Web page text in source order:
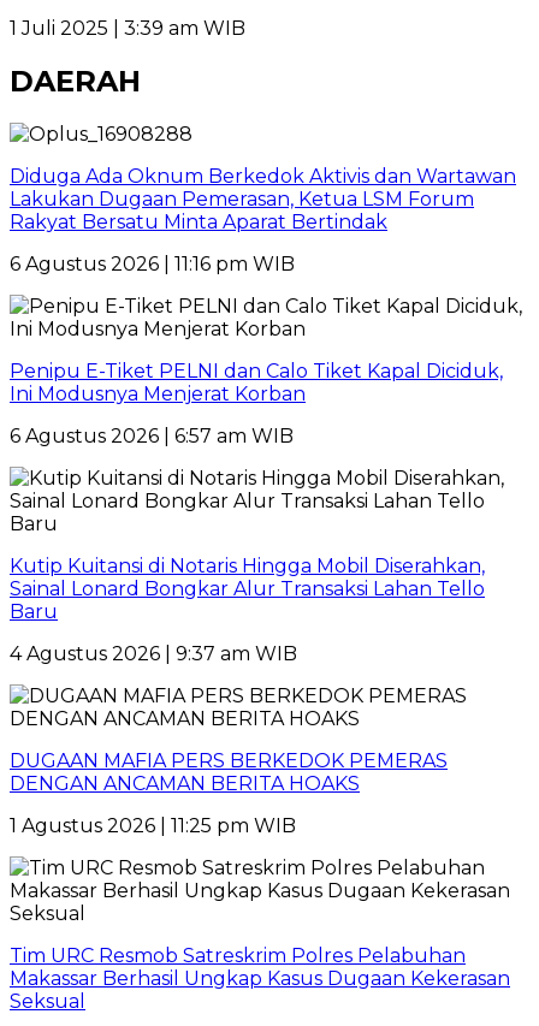
1 Juli 2025 | 3:39 am WIB
DAERAH
Diduga Ada Oknum Berkedok Aktivis dan Wartawan
Lakukan Dugaan Pemerasan, Ketua LSM Forum
Rakyat Bersatu Minta Aparat Bertindak
6 Agustus 2026 | 11:16 pm WIB
Penipu E-Tiket PELNI dan Calo Tiket Kapal Diciduk,
Ini Modusnya Menjerat Korban
6 Agustus 2026 | 6:57 am WIB
Kutip Kuitansi di Notaris Hingga Mobil Diserahkan,
Sainal Lonard Bongkar Alur Transaksi Lahan Tello
Baru
4 Agustus 2026 | 9:37 am WIB
DUGAAN MAFIA PERS BERKEDOK PEMERAS
DENGAN ANCAMAN BERITA HOAKS
1 Agustus 2026 | 11:25 pm WIB
Tim URC Resmob Satreskrim Polres Pelabuhan
Makassar Berhasil Ungkap Kasus Dugaan Kekerasan
Seksual